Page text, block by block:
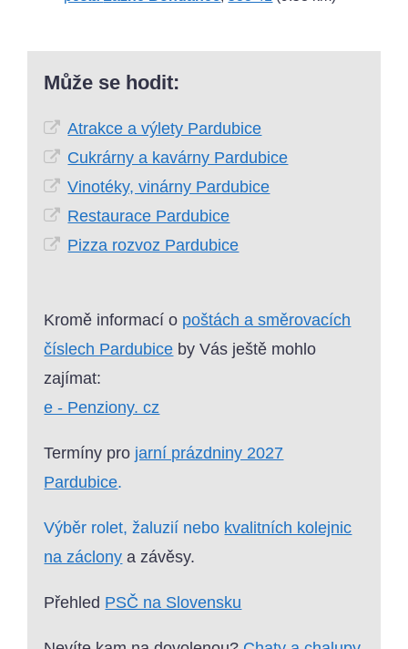
Může se hodit:
Atrakce a výlety Pardubice
Cukrárny a kavárny Pardubice
Vinotéky, vinárny Pardubice
Restaurace Pardubice
Pizza rozvoz Pardubice
Kromě informací o poštách a směrovacích
číslech Pardubice by Vás ještě mohlo
zajímat:
e - Penziony. cz
Termíny pro jarní prázdniny 2027
Pardubice.
Výběr rolet, žaluzií nebo kvalitních kolejnic
na záclony a závěsy.
Přehled PSČ na Slovensku